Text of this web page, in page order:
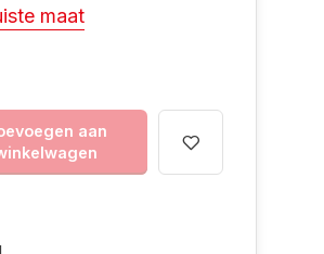
maat
aan